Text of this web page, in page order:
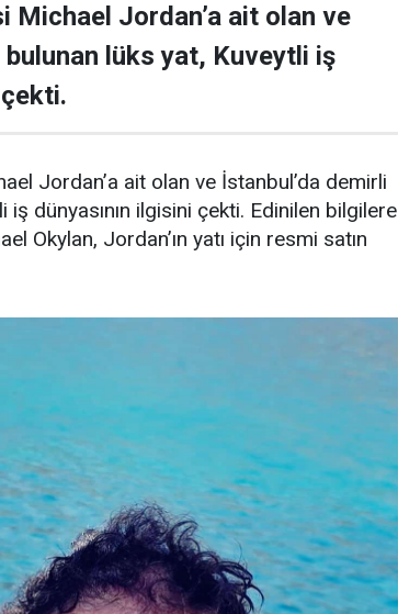
Michael Jordan’a ait olan ve
bulunan lüks yat, Kuveytli iş
Jordan’a ait olan ve İstanbul’da demirli
iş dünyasının ilgisini çekti. Edinilen bilgilere
Okylan, Jordan’ın yatı için resmi satın